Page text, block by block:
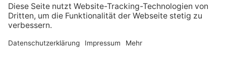
WICHTIGE LINKS
PresseWir über unsTourist-Information